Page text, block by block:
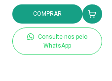
COMPRAR
Consulte-nos pelo
WhatsApp